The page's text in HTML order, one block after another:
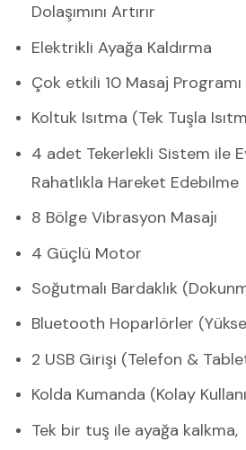
Dolaşımını Artırır
Elektrikli Ayağa Kaldırma
Çok etkili 10 Masaj Programı
Koltuk Isıtma (Tek Tuşla
4 adet Tekerlekli Sistem ile
Rahatlıkla Hareket Edebilme
8 Bölge Vibrasyon Masajı
4 Güçlü Motor
Soğutmalı Bardaklık
Bluetooth Hoparlörler
2 USB Girişi (Telefon &
Kolda Kumanda (Kolay
Tek bir tuş ile ayağa kalkma,